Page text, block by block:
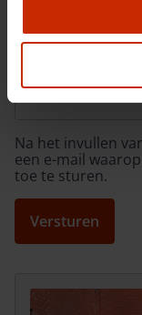
Na het invullen
een e-mail
toe te sturen.
Versturen